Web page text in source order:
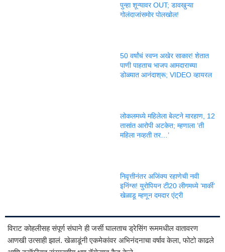
पुन्हा शून्यावर OUT; डावखुऱ्या
गोलंदाजांसमोर पोलखोल!
50 वर्षांचं स्वप्न अखेर साकार! शेतात
पाणी पाहताच भाजप आमदाराच्या
डोळ्यात आनंदाश्रू; VIDEO व्हायरल
लोकलमध्ये महिलेला बेल्टने मारहाण, 12
तासांत आरोपी अटकेत; म्हणाला ‘ती
महिला नव्हती तर…’
निवृत्तीनंतर अजिंक्य रहाणेची नवी
इनिंग्स! युरोपियन टी20 लीगमध्ये ‘मार्की’
खेळाडू म्हणून दमदार एंट्री
विराट कोहलीसह संपूर्ण संघाने ही जर्सी घालताच ड्रेसिंग रूममधील वातावरण
आणखी उत्साही झालं. खेळाडूंनी एकमेकांवर अभिनंदनाचा वर्षाव केला, फोटो काढले